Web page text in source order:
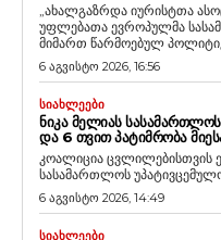
„ახალგაზრდა იურისტთა
უფლებათა ევროპულმა
მიმართ წარმოებულ
6 აგვისტო 2026, 16:56
ᲡᲘᲐᲮᲚᲔᲔᲑᲘ
ᲜᲘᲙᲐ ᲛᲔᲚᲘᲐᲡ
ᲓᲐ 6 ᲗᲕᲘᲗ ᲞᲐᲢᲘᲛᲠᲝᲑᲐ
კოალიცია
სასამართლოს
6 აგვისტო 2026, 14:49
ᲡᲘᲐᲮᲚᲔᲔᲑᲘ